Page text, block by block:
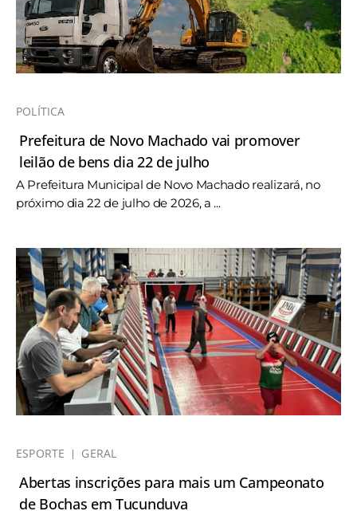
POLÍTICA
Prefeitura de Novo Machado vai promover
leilão de bens dia 22 de julho
A Prefeitura Municipal de Novo Machado realizará, no
próximo dia 22 de julho de 2026, a ...
ESPORTE GERAL
Abertas inscrições para mais um Campeonato
de Bochas em Tucunduva